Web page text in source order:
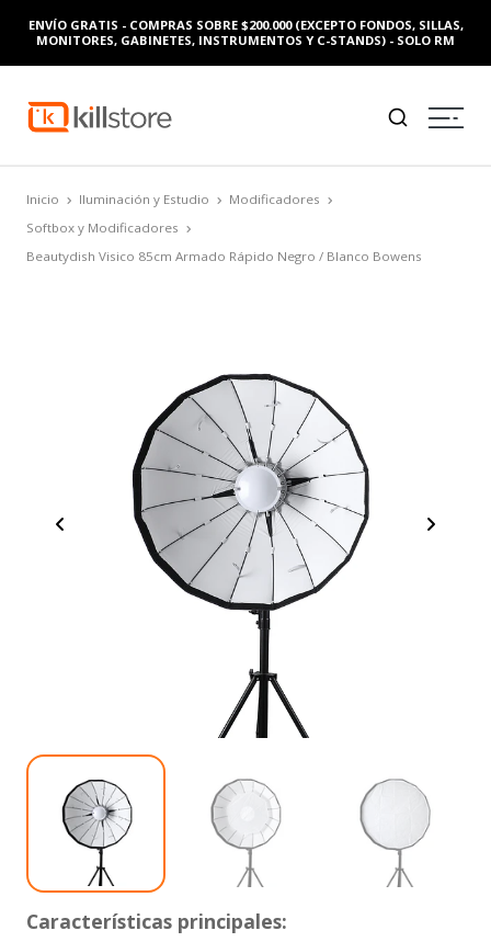
ENVÍO GRATIS - COMPRAS SOBRE $200.000 (EXCEPTO FONDOS, SILLAS,
MONITORES, GABINETES, INSTRUMENTOS Y C-STANDS) - SOLO RM
Inicio Iluminación y Estudio
Modificadores
Softbox y Modificadores
Beautydish Visico 85cm Armado Rápido Negro / Blanco Bowens
Características principales: